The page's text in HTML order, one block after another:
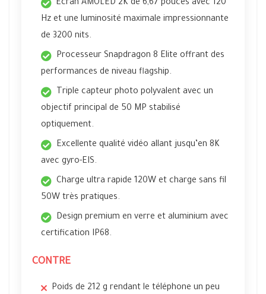
Écran AMOLED 2K de 6,67 pouces avec 120
Hz et une luminosité maximale impressionnante
de 3200 nits.
Processeur Snapdragon 8 Elite offrant des
performances de niveau flagship.
Triple capteur photo polyvalent avec un
objectif principal de 50 MP stabilisé
optiquement.
Excellente qualité vidéo allant jusqu’en 8K
avec gyro-EIS.
Charge ultra rapide 120W et charge sans fil
50W très pratiques.
Design premium en verre et aluminium avec
certification IP68.
CONTRE
Poids de 212 g rendant le téléphone un peu